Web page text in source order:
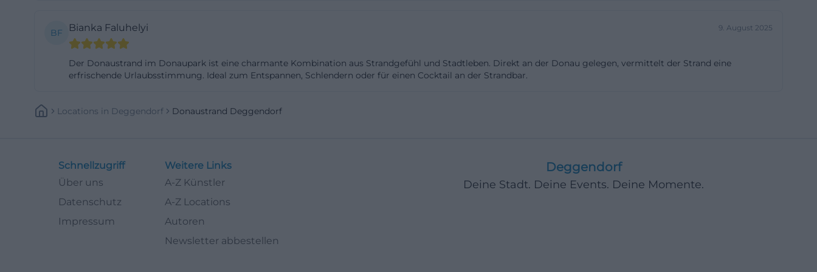
Weiterentwicklung des Donaustrands, der sich seit Jahren als Freizeitort etabliert hat
und mit jedem Sommer eine klarere Identität bekommt. Die Strandbar ist damit nicht
Donaustrand Deggendorf als Aufenthaltsort funktioniert und nicht bloß als
Camping Donaustrandhaus Deggendorf ist der historische Kern des Areals. Die offizielle
Website betont, dass es den Campingplatz direkt an der Donau seit mehr als 70 Jahren
gibt und dass er mittlerweile in der dritten Generation geführt wird. Das ist ein starkes
Argument für Gäste, die nicht nur einen Stellplatz suchen, sondern einen Ort mit
gewachsener Erfahrung und klarer Ausrichtung. Die Lage wird als direkte Donauadresse
BF Bianka Faluhelyi 9. August 2025
Der Donaustrand im Donaupark ist eine charmante Kombination aus Strandgefühl und Stadtleben. Direkt an der Donau gelegen, vermittelt der Strand eine
erfrischende Urlaubsstimmung. Ideal zum Entspannen, Schlendern oder für einen Cocktail an der Strandbar.
Locations In Deggendorf Donaustrand Deggendorf
Schnellzugriff
Über uns
Datenschutz
Impressum
Weitere Links
A-Z Künstler
A-Z Locations
Autoren
Newsletter abbestellen
Deggendorf
Deine Stadt. Deine Events. Deine Momente.